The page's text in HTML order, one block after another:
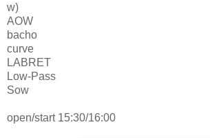
w)
AOW
bacho
curve
LABRET
Low-Pass
Sow
open/start 15:30/16:00